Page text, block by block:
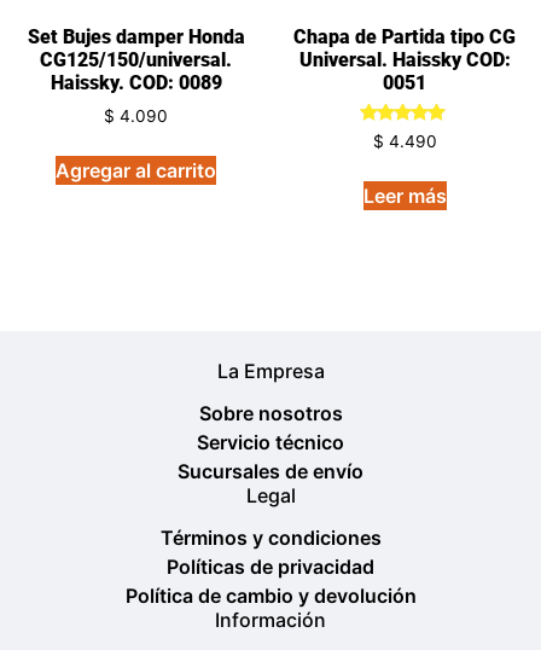
Set Bujes damper Honda
CG125/150/universal.
Haissky. COD: 0089
$ 4.090
Agregar al carrito
Chapa de Partida tipo CG
Universal. Haissky COD:
0051
Valorado
en
de 5
$ 4.490
Leer más
La Empresa
Sobre nosotros
Servicio técnico
Sucursales de envío
Legal
Términos y condiciones
Políticas de privacidad
Política de cambio y devolución
Información